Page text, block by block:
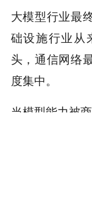
大模型行业最
础设施行业从
头，通信网络
度集中。
当模型能力被